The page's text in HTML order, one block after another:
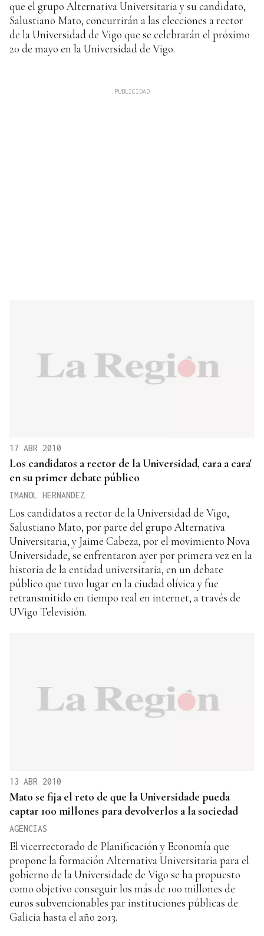
que el grupo Alternativa Universitaria y su candidato,
Salustiano Mato, concurrirán a las elecciones a rector
de la Universidad de Vigo que se celebrarán el próximo
20 de mayo en la Universidad de Vigo.
17 ABR 2010
Los candidatos a rector de la Universidad, cara a cara'
en su primer debate público
IMANOL HERNANDEZ
Los candidatos a rector de la Universidad de Vigo,
Salustiano Mato, por parte del grupo Alternativa
Universitaria, y Jaime Cabeza, por el movimiento Nova
Universidade, se enfrentaron ayer por primera vez en la
historia de la entidad universitaria, en un debate
público que tuvo lugar en la ciudad olívica y fue
retransmitido en tiempo real en internet, a través de
UVigo Televisión.
13 ABR 2010
Mato se fija el reto de que la Universidade pueda
captar 100 millones para devolverlos a la sociedad
AGENCIAS
El vicerrectorado de Planificación y Economía que
propone la formación Alternativa Universitaria para el
gobierno de la Universidade de Vigo se ha propuesto
como objetivo conseguir los más de 100 millones de
euros subvencionables par instituciones públicas de
Galicia hasta el año 2013.